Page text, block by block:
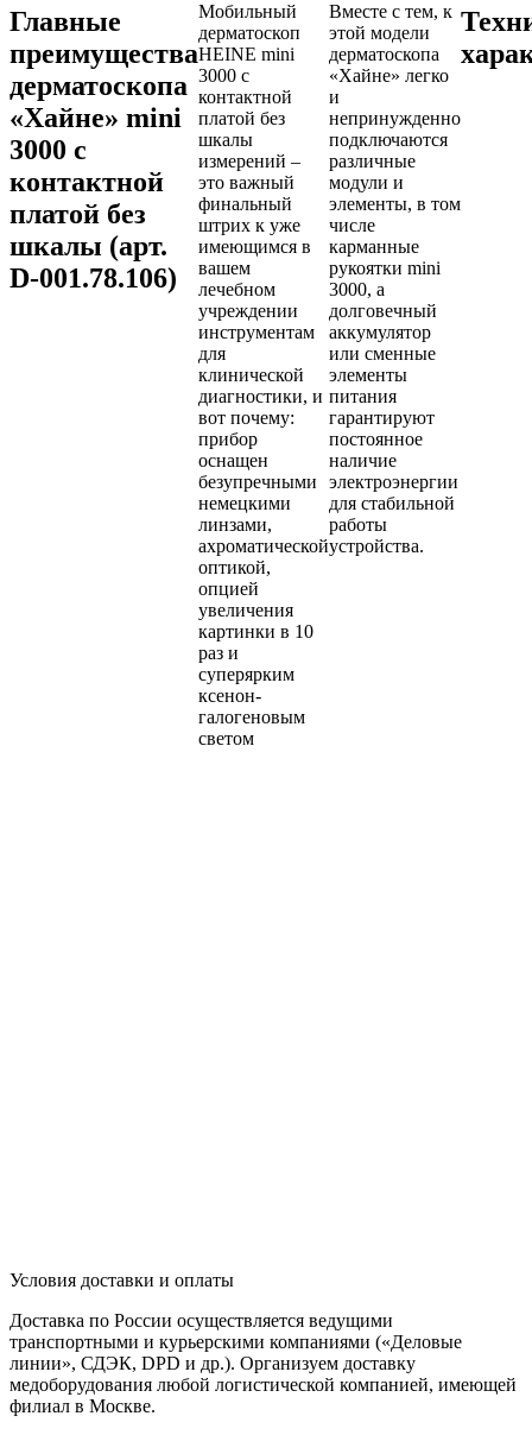
Главные
преимущества
дерматоскопа
«Хайне» mini
3000 с
контактной
платой без
шкалы (арт.
D-001.78.106)
Мобильный
дерматоскоп
HEINE mini
3000 с
контактной
платой без
шкалы
измерений –
это важный
финальный
штрих к уже
имеющимся в
вашем
лечебном
учреждении
инструментам
для
клинической
диагностики, и
вот почему:
прибор
оснащен
безупречными
немецкими
линзами,
ахроматической
оптикой,
опцией
увеличения
картинки в 10
раз и
суперярким
ксенон-
галогеновым
светом
Вместе с тем, к
этой модели
дерматоскопа
«Хайне» легко
и
непринужденно
подключаются
различные
модули и
элементы, в том
числе
карманные
рукоятки mini
3000, а
долговечный
аккумулятор
или сменные
элементы
питания
гарантируют
постоянное
наличие
электроэнергии
для стабильной
работы
устройства.
Условия доставки и оплаты
Доставка по России осуществляется ведущими
транспортными и курьерскими компаниями («Деловые
линии», СДЭК, DPD и др.). Организуем доставку
медоборудования любой логистической компанией, имеющей
филиал в Москве.